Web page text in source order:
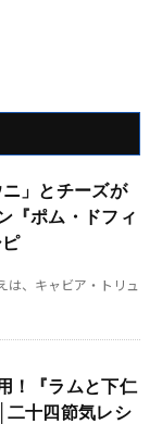
」とチーズが
『ポム・ドフィ
は、キャビア・トリュ
！『ラムと下仁
二十四節気レシ